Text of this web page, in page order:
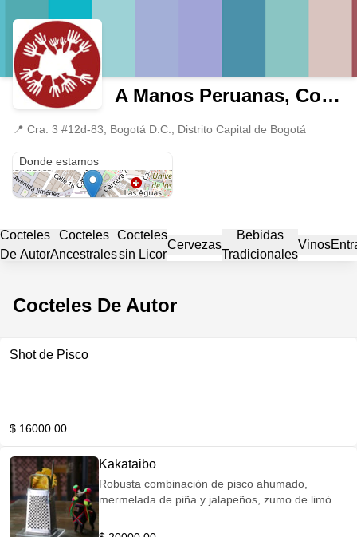
A Manos Peruanas, Comida Mestiza
📍 Cra. 3 #12d-83, Bogotá D.C., Distrito Capital de Bogotá
Donde estamos
Cocteles
De Autor
Cocteles
Ancestrales
Cocteles
sin Licor
Cervezas
Bebidas
Tradicionales
Vinos
Cocteles De Autor
Shot de Pisco
$ 16000.00
Kakataibo
Robusta combinación de pisco ahumado,
mermelada de piña y jalapeños, zumo de limón y